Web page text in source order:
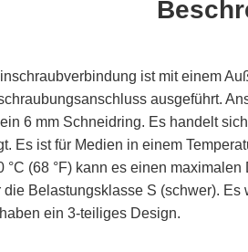
ist mit einem
ausgeführt.
6 mm Schneidring. Es handelt
Es ist für Medien in einem
°C (68 °F) kann es einen
die Belastungsklasse S (schwer).
ein 3-teiliges Design.